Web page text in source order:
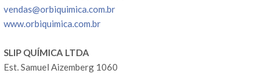
vendas@orbiquimica.com.br
www.orbiquimica.com.br
SLIP QUÍMICA LTDA
Est. Samuel Aizemberg 1060